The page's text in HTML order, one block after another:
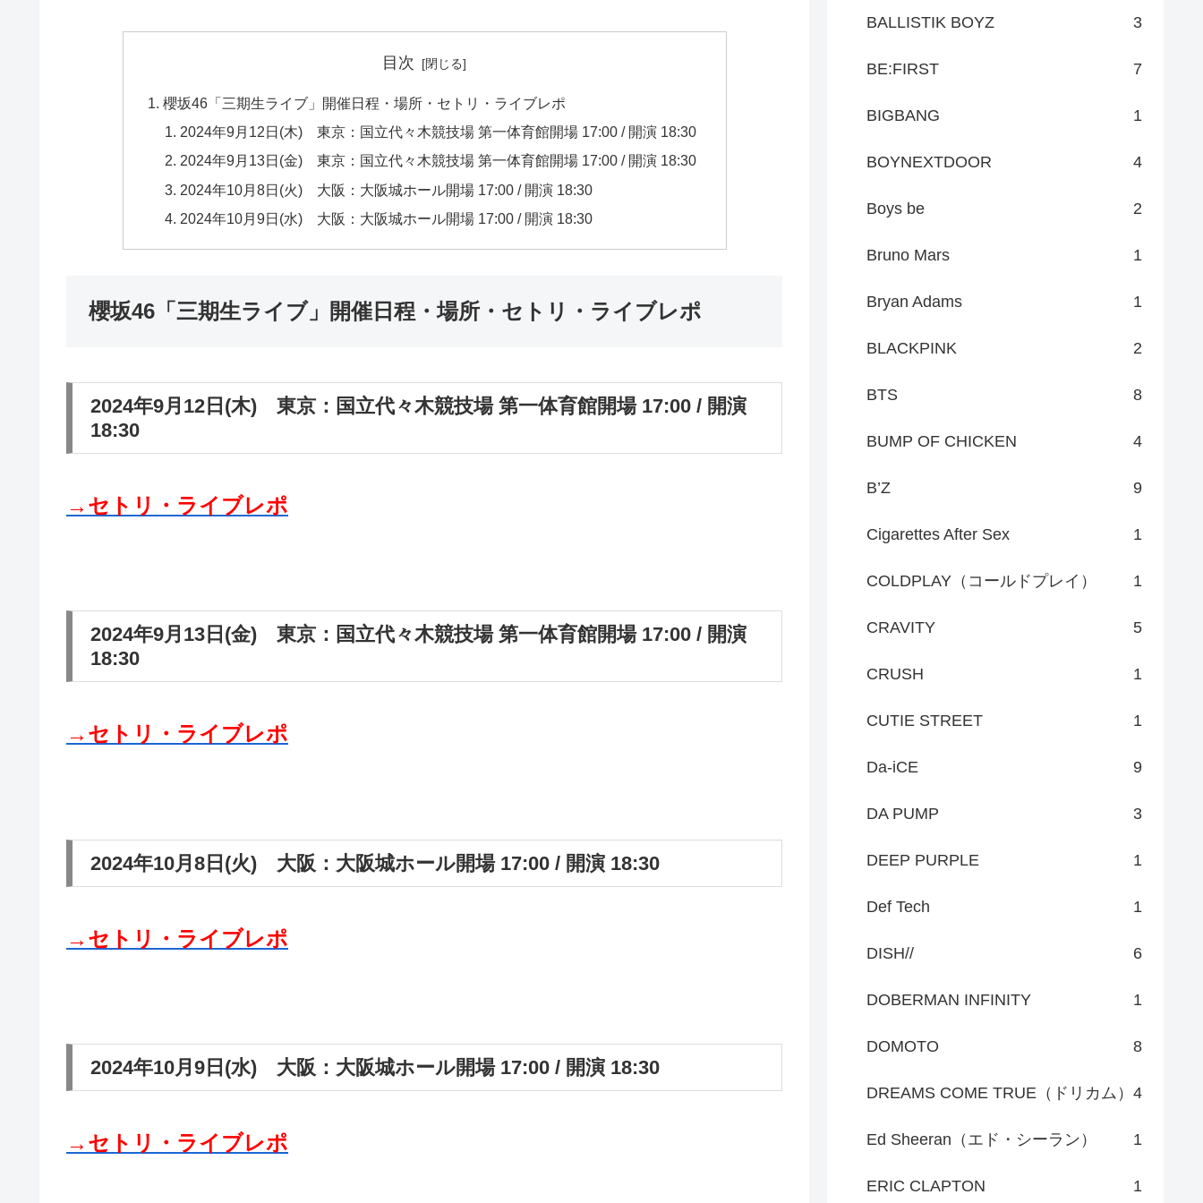
目次
櫻坂46「三期生ライブ」開催日程・場所・セトリ・ライブレポ
2024年9月12日(木) 東京：国立代々木競技場 第一体育館開場 17:00 / 開演 18:30
2024年9月13日(金) 東京：国立代々木競技場 第一体育館開場 17:00 / 開演 18:30
2024年10月8日(火) 大阪：大阪城ホール開場 17:00 / 開演 18:30
2024年10月9日(水) 大阪：大阪城ホール開場 17:00 / 開演 18:30
櫻坂46「三期生ライブ」開催日程・場所・セトリ・ライブレポ
2024年9月12日(木) 東京：国立代々木競技場 第一体育館開場 17:00 / 開演
18:30
→セトリ・ライブレポ
2024年9月13日(金) 東京：国立代々木競技場 第一体育館開場 17:00 / 開演
18:30
→セトリ・ライブレポ
2024年10月8日(火) 大阪：大阪城ホール開場 17:00 / 開演 18:30
→セトリ・ライブレポ
2024年10月9日(水) 大阪：大阪城ホール開場 17:00 / 開演 18:30
→セトリ・ライブレポ
BALLISTIK BOYZ 3
BE:FIRST 7
BIGBANG 1
BOYNEXTDOOR 4
Boys be 2
Bruno Mars 1
Bryan Adams 1
BLACKPINK 2
BTS 8
BUMP OF CHICKEN 4
B’Z 9
Cigarettes After Sex 1
COLDPLAY（コールドプレイ） 1
CRAVITY 5
CRUSH 1
CUTIE STREET 1
Da-iCE 9
DA PUMP 3
DEEP PURPLE 1
Def Tech 1
DISH// 6
DOBERMAN INFINITY 1
DOMOTO 8
DREAMS COME TRUE（ドリカム） 4
Ed Sheeran（エド・シーラン） 1
ERIC CLAPTON 1